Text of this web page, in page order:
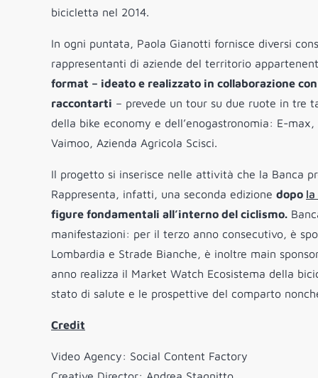
bicicletta nel 2014.
In ogni puntata, Paola Gianotti fornisce diversi
rappresentanti di aziende del territorio
format – ideato e realizzato in collaborazione
raccontarti – prevede un tour su due ruote in tre
della bike economy e dell’enogastronomia: E-
Vaimoo, Azienda Agricola Scisci.
Il progetto si inserisce nelle attività che la Banca
Rappresenta, infatti, una seconda edizione dopo la
figure fondamentali all’interno del ciclismo.
manifestazioni: per il terzo anno consecutivo, è
Lombardia e Strade Bianche, è inoltre main
anno realizza il Market Watch Ecosistema della
stato di salute e le prospettive del comparto
Credit
Video Agency: Social Content Factory